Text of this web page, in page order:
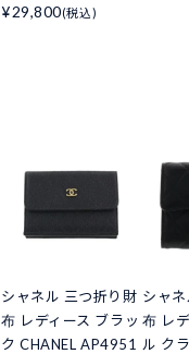
¥29,800(税込)
シャネル 三つ折り財
布 レディース ブラッ
ク CHANEL AP4951
シャ
布 レ
ル ク